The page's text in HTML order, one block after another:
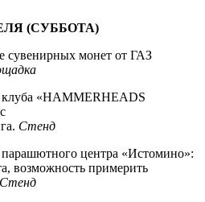
(СУББОТА)
сувенирных монет от ГАЗ
«HAMMERHEADS
Стенд
центра «Истомино»:
возможность примерить
Стенд